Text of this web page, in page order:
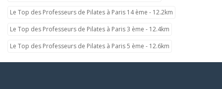
Le Top des Professeurs de Pilates à Paris 14 ème - 12.2km
Le Top des Professeurs de Pilates à Paris 3 ème - 12.4km
Le Top des Professeurs de Pilates à Paris 5 ème - 12.6km